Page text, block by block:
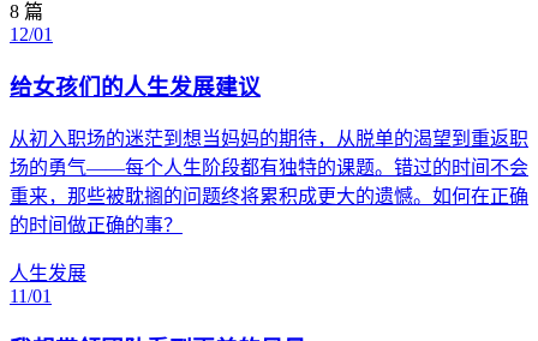
8 篇
12/01
给女孩们的人生发展建议
从初入职场的迷茫到想当妈妈的期待，从脱单的渴望到重返职
场的勇气——每个人生阶段都有独特的课题。错过的时间不会
重来，那些被耽搁的问题终将累积成更大的遗憾。如何在正确
的时间做正确的事？
人生发展
11/01